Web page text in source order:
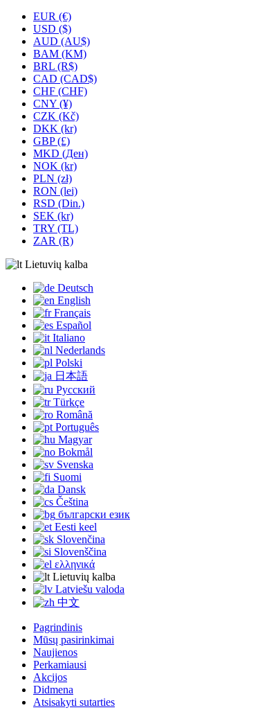
EUR (€)
USD ($)
AUD (AU$)
BAM (KM)
BRL (R$)
CAD (CAD$)
CHF (CHF)
CNY (¥)
CZK (Kč)
DKK (kr)
GBP (£)
MKD (Ден)
NOK (kr)
PLN (zł)
RON (lei)
RSD (Din.)
SEK (kr)
TRY (TL)
ZAR (R)
Lietuvių kalba
Deutsch
English
Français
Español
Italiano
Nederlands
Polski
日本語
Русский
Türkçe
Română
Português
Magyar
Bokmål
Svenska
Suomi
Dansk
Čeština
български език
Eesti keel
Slovenčina
Slovenščina
ελληνικά
Lietuvių kalba
Latviešu valoda
中文
Pagrindinis
Mūsų pasirinkimai
Naujienos
Perkamiausi
Akcijos
Didmena
Atsisakyti sutarties